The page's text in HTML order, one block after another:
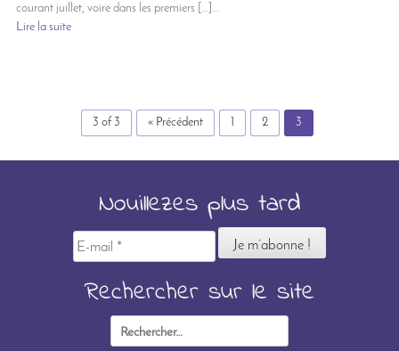
courant juillet, voire dans les premiers […]...
Lire la suite
3 of 3 « Précédent 2 3
Nouillezes plus tard
E-
mail
Rechercher sur le site